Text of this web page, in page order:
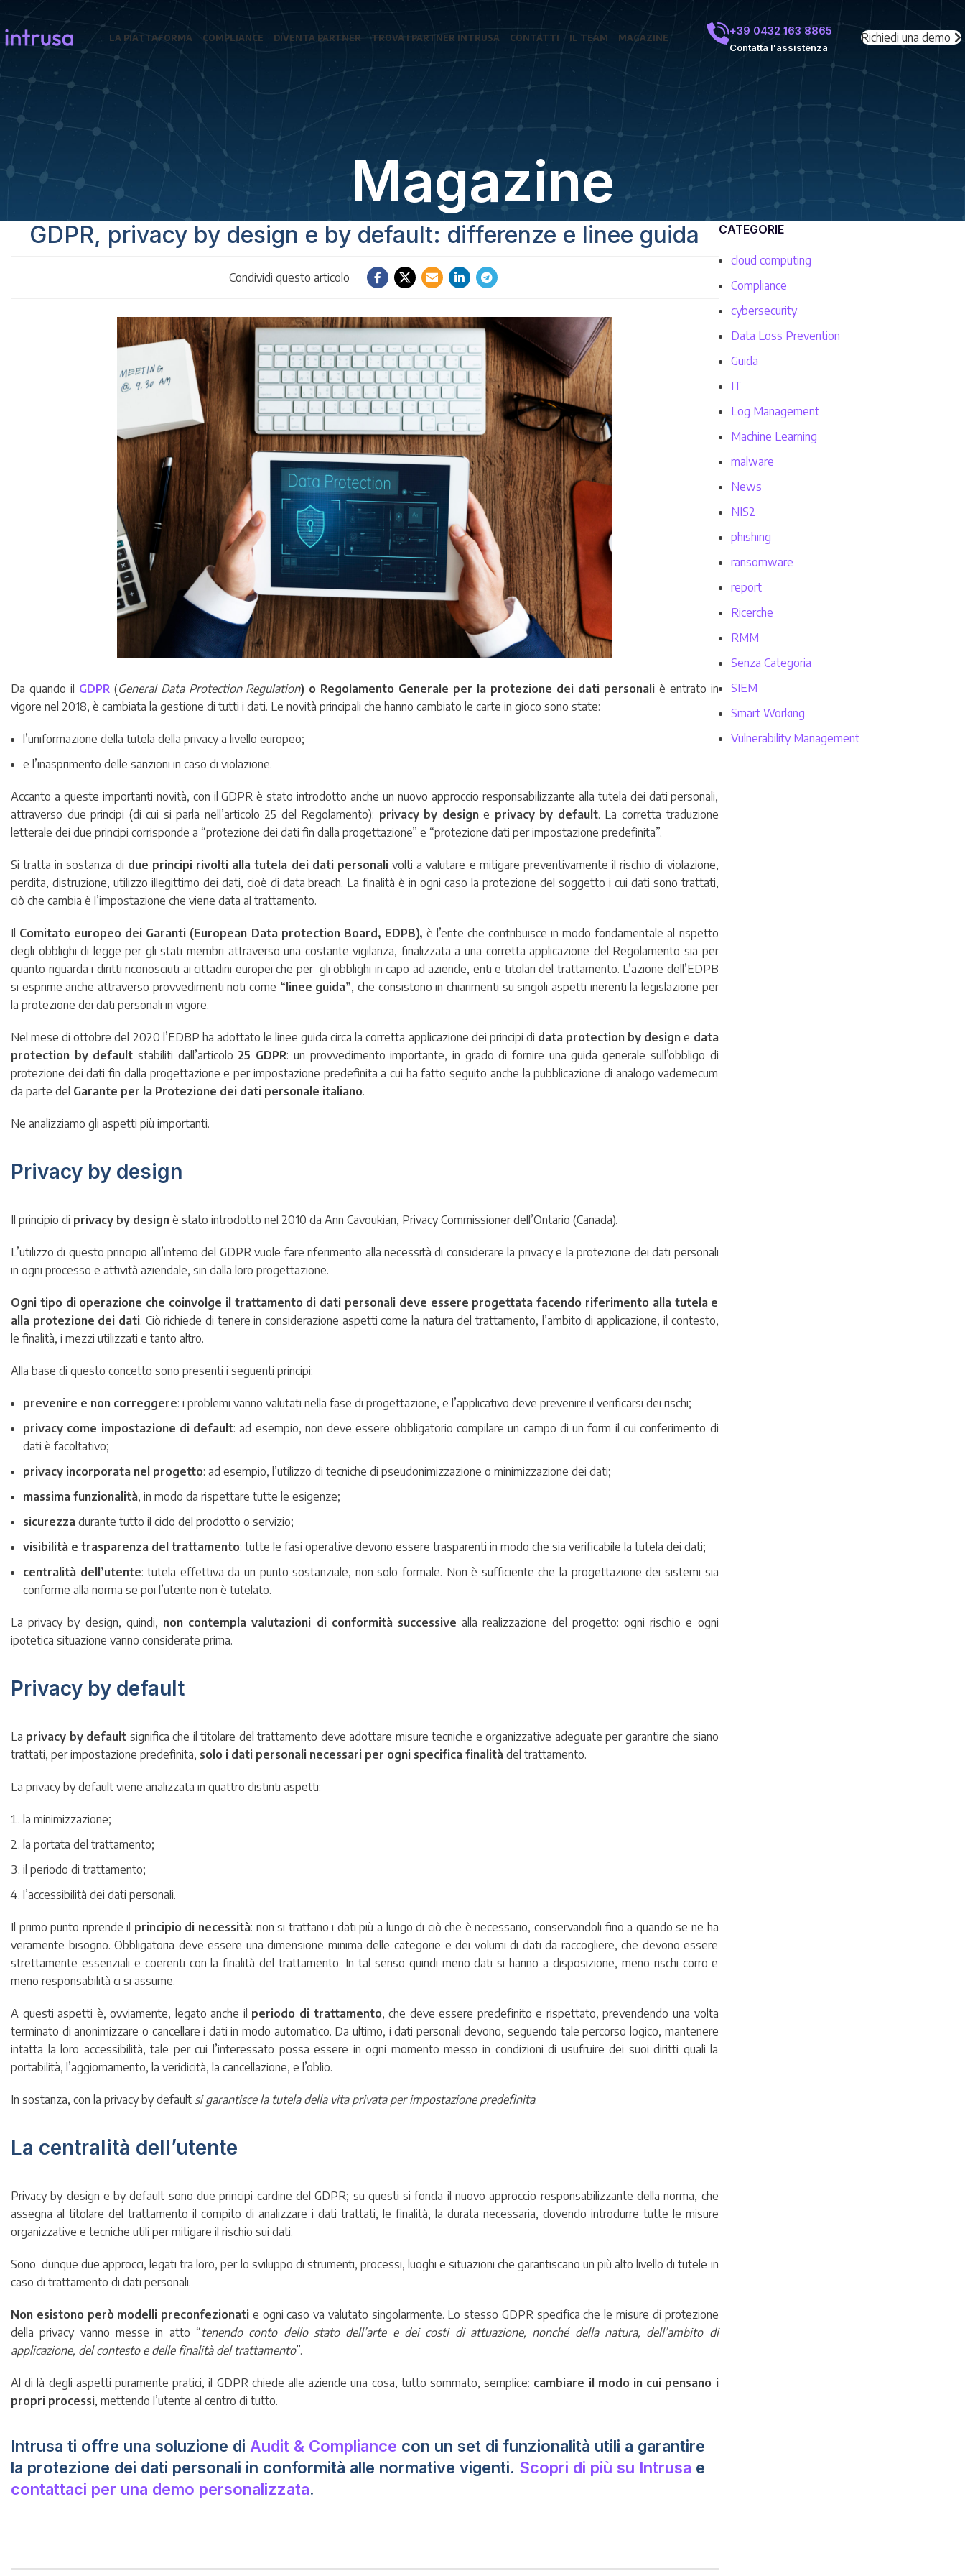
LA PIATTAFORMA COMPLIANCE DIVENTA PARTNER TROVA I PARTNER INTRUSA CONTATTI IL TEAM MAGAZINE
+39 0432 163 8865
Contatta l'assistenza
Richiedi una demo
Magazine
GDPR, privacy by design e by default: differenze e linee guida
Condividi questo articolo
Da quando il GDPR(General Data Protection Regulation) o Regolamento Generale per la protezione dei dati personaliè entrato in
vigore nel 2018, è cambiata la gestione di tutti i dati. Le novità principali che hanno cambiato le carte in gioco sono state:
l’uniformazione della tutela della privacy a livello europeo;
e l’inasprimento delle sanzioni in caso di violazione.
Accanto a queste importanti novità, con il GDPR è stato introdotto anche un nuovo approccio responsabilizzante alla tutela dei dati personali,
attraverso due principi (di cui si parla nell’articolo 25 del Regolamento): privacy by designe privacy by default. La corretta traduzione
letterale dei due principi corrisponde a “protezione dei dati fin dalla progettazione” e “protezione dati per impostazione predefinita”.
Si tratta in sostanza di due principi rivolti alla tutela dei dati personalivolti a valutare e mitigare preventivamente il rischio di violazione,
perdita, distruzione, utilizzo illegittimo dei dati, cioè di data breach. La finalità è in ogni caso la protezione del soggetto i cui dati sono trattati,
ciò che cambia è l’impostazione che viene data al trattamento.
Il Comitato europeo dei Garanti (European Data protection Board, EDPB), è l’ente che contribuisce in modo fondamentale al rispetto
degli obblighi di legge per gli stati membri attraverso una costante vigilanza, finalizzata a una corretta applicazione del Regolamento sia per
quanto riguarda i diritti riconosciuti ai cittadini europei che per gli obblighi in capo ad aziende, enti e titolari del trattamento. L’azione dell’EDPB
si esprime anche attraverso provvedimenti noti come “linee guida”, che consistono in chiarimenti su singoli aspetti inerenti la legislazione per
la protezione dei dati personali in vigore.
Nel mese di ottobre del 2020 l’EDBP ha adottato le linee guida circa la corretta applicazione dei principi di data protection by design e data
protection by default stabiliti dall’articolo 25 GDPR: un provvedimento importante, in grado di fornire una guida generale sull’obbligo di
protezione dei dati fin dalla progettazione e per impostazione predefinita a cui ha fatto seguito anche la pubblicazione di analogo vademecum
da parte del Garante per la Protezione dei dati personale italiano.
Ne analizziamo gli aspetti più importanti.
Privacy by design
Il principio di privacy by design è stato introdotto nel 2010 da Ann Cavoukian, Privacy Commissioner dell’Ontario (Canada).
L’utilizzo di questo principio all’interno del GDPR vuole fare riferimento alla necessità di considerare la privacy e la protezione dei dati personali
in ogni processo e attività aziendale, sin dalla loro progettazione.
Ogni tipo di operazione che coinvolge il trattamento di dati personali deve essere progettata facendo riferimento alla tutela e
alla protezione dei dati. Ciò richiede di tenere in considerazione aspetti come la natura del trattamento, l’ambito di applicazione, il contesto,
le finalità, i mezzi utilizzati e tanto altro.
Alla base di questo concetto sono presenti i seguenti principi:
prevenire e non correggere: i problemi vanno valutati nella fase di progettazione, e l’applicativo deve prevenire il verificarsi dei rischi;
privacy come impostazione di default: ad esempio, non deve essere obbligatorio compilare un campo di un form il cui conferimento di
dati è facoltativo;
privacy incorporata nel progetto: ad esempio, l’utilizzo di tecniche di pseudonimizzazione o minimizzazione dei dati;
massima funzionalità, in modo da rispettare tutte le esigenze;
sicurezza durante tutto il ciclo del prodotto o servizio;
visibilità e trasparenza del trattamento: tutte le fasi operative devono essere trasparenti in modo che sia verificabile la tutela dei dati;
centralità dell’utente: tutela effettiva da un punto sostanziale, non solo formale. Non è sufficiente che la progettazione dei sistemi sia
conforme alla norma se poi l’utente non è tutelato.
La privacy by design, quindi, non contempla valutazioni di conformità successive alla realizzazione del progetto: ogni rischio e ogni
ipotetica situazione vanno considerate prima.
Privacy by default
La privacy by default significa che il titolare del trattamento deve adottare misure tecniche e organizzative adeguate per garantire che siano
trattati, per impostazione predefinita, solo i dati personali necessari per ogni specifica finalità del trattamento.
La privacy by default viene analizzata in quattro distinti aspetti:
la minimizzazione;
la portata del trattamento;
il periodo di trattamento;
l’accessibilità dei dati personali.
Il primo punto riprende il principio di necessità: non si trattano i dati più a lungo di ciò che è necessario, conservandoli fino a quando se ne ha
veramente bisogno. Obbligatoria deve essere una dimensione minima delle categorie e dei volumi di dati da raccogliere, che devono essere
strettamente essenziali e coerenti con la finalità del trattamento. In tal senso quindi meno dati si hanno a disposizione, meno rischi corro e
meno responsabilità ci si assume.
A questi aspetti è, ovviamente, legato anche il periodo di trattamento, che deve essere predefinito e rispettato, prevendendo una volta
terminato di anonimizzare o cancellare i dati in modo automatico. Da ultimo, i dati personali devono, seguendo tale percorso logico, mantenere
intatta la loro accessibilità, tale per cui l’interessato possa essere in ogni momento messo in condizioni di usufruire dei suoi diritti quali la
portabilità, l’aggiornamento, la veridicità, la cancellazione, e l’oblio.
In sostanza, con la privacy by default si garantisce la tutela della vita privata per impostazione predefinita.
La centralità dell’utente
Privacy by design e by default sono due principi cardine del GDPR; su questi si fonda il nuovo approccio responsabilizzante della norma, che
assegna al titolare del trattamento il compito di analizzare i dati trattati, le finalità, la durata necessaria, dovendo introdurre tutte le misure
organizzative e tecniche utili per mitigare il rischio sui dati.
Sono dunque due approcci, legati tra loro, per lo sviluppo di strumenti, processi, luoghi e situazioni che garantiscano un più alto livello di tutele in
caso di trattamento di dati personali.
Non esistono però modelli preconfezionati e ogni caso va valutato singolarmente. Lo stesso GDPR specifica che le misure di protezione
della privacy vanno messe in atto “tenendo conto dello stato dell’arte e dei costi di attuazione, nonché della natura, dell’ambito di
applicazione, del contesto e delle finalità del trattamento”.
Al di là degli aspetti puramente pratici, il GDPR chiede alle aziende una cosa, tutto sommato, semplice: cambiare il modo in cui pensano i
propri processi, mettendo l’utente al centro di tutto.
Intrusa ti offre una soluzione di Audit & Compliance con un set di funzionalità utili a garantire
la protezione dei dati personali in conformità alle normative vigenti. Scopri di più su Intrusa e
contattaci per una demo personalizzata.
CATEGORIE
cloud computing
Compliance
cybersecurity
Data Loss Prevention
Guida
IT
Log Management
Machine Learning
malware
News
NIS2
phishing
ransomware
report
Ricerche
RMM
Senza Categoria
SIEM
Smart Working
Vulnerability Management